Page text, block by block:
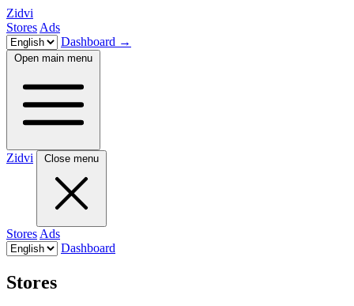
Zidvi
Stores Ads
Dashboard →
Open main menu
Zidvi Close menu
Stores Ads
Dashboard
Stores